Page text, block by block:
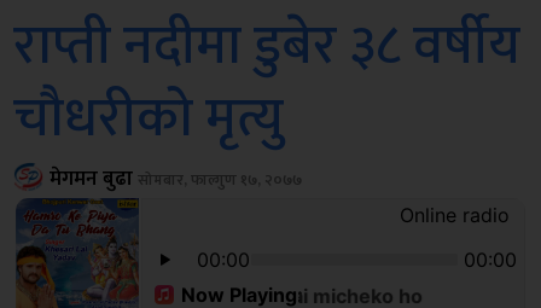
राप्ती नदीमा डुबेर ३८ वर्षीय
चौधरीको मृत्यु
मेगमन बुढासोमबार, फाल्गुण १७, २०७७